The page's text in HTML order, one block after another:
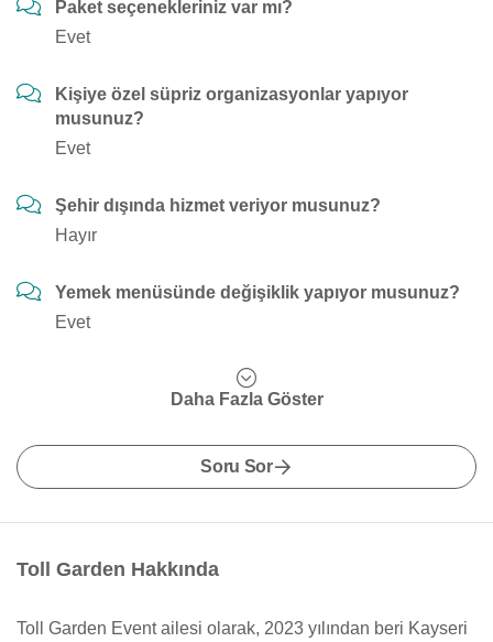
Paket seçenekleriniz var mı?
Evet
Kişiye özel süpriz organizasyonlar yapıyor
musunuz?
Evet
Şehir dışında hizmet veriyor musunuz?
Hayır
Yemek menüsünde değişiklik yapıyor musunuz?
Evet
Daha Fazla Göster
Soru Sor
Toll Garden Hakkında
Toll Garden Event ailesi olarak, 2023 yılından beri Kayseri